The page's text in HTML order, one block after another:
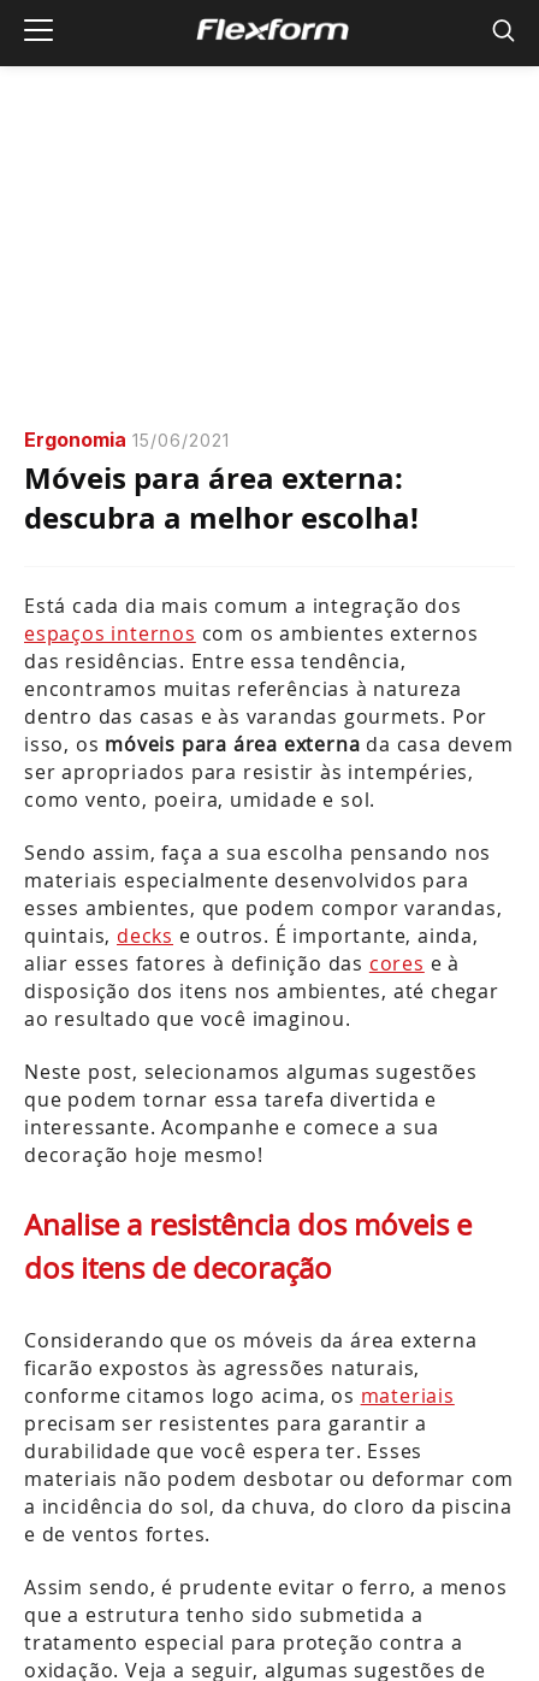
Ergonomia 15/06/2021
Móveis para área externa:
descubra a melhor escolha!
Está cada dia mais comum a integração dos
espaços internos com os ambientes externos
das residências. Entre essa tendência,
encontramos muitas referências à natureza
dentro das casas e às varandas gourmets. Por
isso, os móveis para área externa da casa devem
ser apropriados para resistir às intempéries,
como vento, poeira, umidade e sol.
Sendo assim, faça a sua escolha pensando nos
materiais especialmente desenvolvidos para
esses ambientes, que podem compor varandas,
quintais, decks e outros. É importante, ainda,
aliar esses fatores à definição das cores e à
disposição dos itens nos ambientes, até chegar
ao resultado que você imaginou.
Neste post, selecionamos algumas sugestões
que podem tornar essa tarefa divertida e
interessante. Acompanhe e comece a sua
decoração hoje mesmo!
Analise a resistência dos móveis e
dos itens de decoração
Considerando que os móveis da área externa
ficarão expostos às agressões naturais,
conforme citamos logo acima, os materiais
precisam ser resistentes para garantir a
durabilidade que você espera ter. Esses
materiais não podem desbotar ou deformar com
a incidência do sol, da chuva, do cloro da piscina
e de ventos fortes.
Assim sendo, é prudente evitar o ferro, a menos
que a estrutura tenho sido submetida a
tratamento especial para proteção contra a
oxidação. Veja a seguir, algumas sugestões de